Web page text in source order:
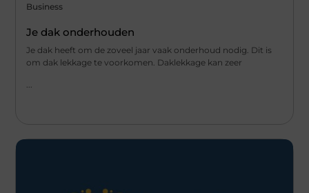
Business
Je dak onderhouden
Je dak heeft om de zoveel jaar vaak onderhoud nodig. Dit is
om dak lekkage te voorkomen. Daklekkage kan zeer